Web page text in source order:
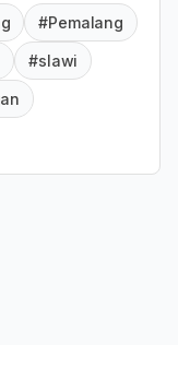
#Pemalang
#slawi